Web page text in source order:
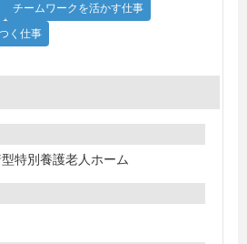
チームワークを活かす仕事
く仕事
特別養護老人ホーム